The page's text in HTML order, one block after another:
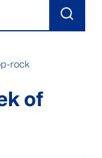
Zoeken
rock
of